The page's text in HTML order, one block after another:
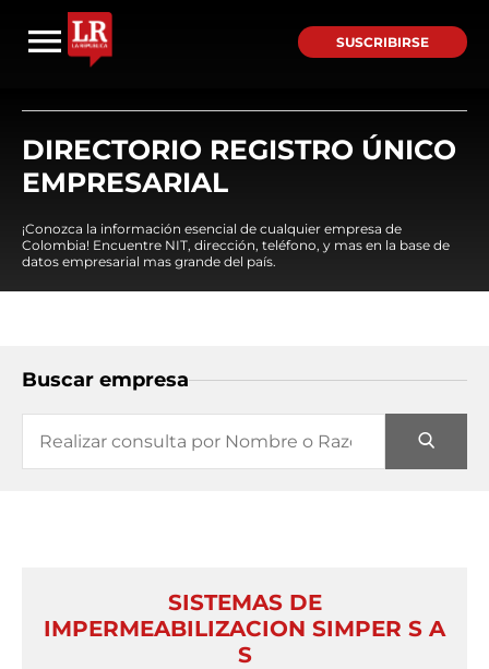
SUSCRIBIRSE
DIRECTORIO REGISTRO ÚNICO
EMPRESARIAL
¡Conozca la información esencial de cualquier empresa de
Colombia! Encuentre NIT, dirección, teléfono, y mas en la base de
datos empresarial mas grande del país.
Buscar empresa
SISTEMAS DE
IMPERMEABILIZACION SIMPER S A
S